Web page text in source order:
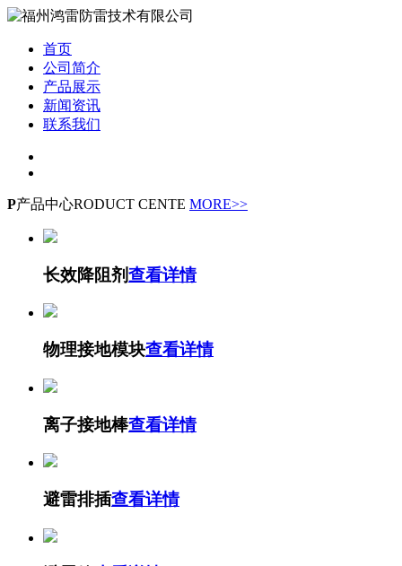
首页
公司简介
产品展示
新闻资讯
联系我们
P产品中心RODUCT CENTE MORE>>
长效降阻剂查看详情
物理接地模块查看详情
离子接地棒查看详情
避雷排插查看详情